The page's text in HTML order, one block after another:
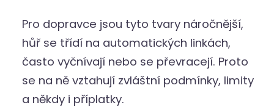
Pro dopravce jsou tyto tvary náročnější,
hůř se třídí na automatických linkách,
často vyčnívají nebo se převracejí. Proto
se na ně vztahují zvláštní podmínky, limity
a někdy i příplatky.